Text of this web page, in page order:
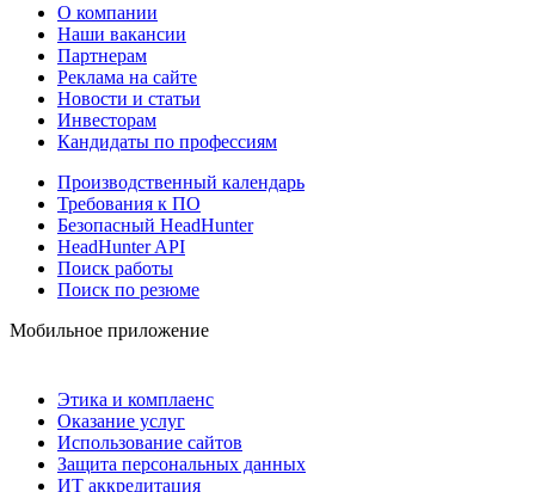
О компании
Наши вакансии
Партнерам
Реклама на сайте
Новости и статьи
Инвесторам
Кандидаты по профессиям
Производственный календарь
Требования к ПО
Безопасный HeadHunter
HeadHunter API
Поиск работы
Поиск по резюме
Мобильное приложение
Этика и комплаенс
Оказание услуг
Использование сайтов
Защита персональных данных
ИТ аккредитация